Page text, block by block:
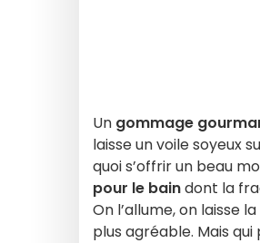
Un gommage
laisse un voile soyeux
quoi s’offrir un beau
pour le baindont la
On l’allume, on laisse
plus agréable. Mais